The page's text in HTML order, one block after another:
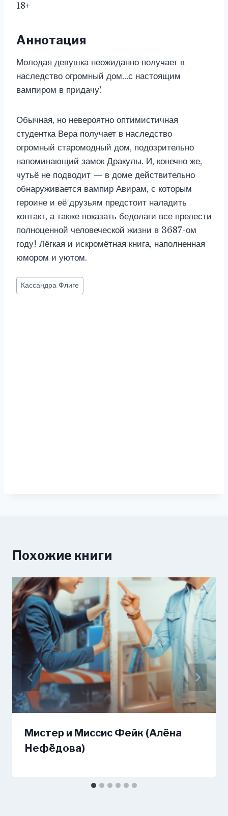
18+
Аннотация
Молодая девушка неожиданно получает в
наследство огромный дом…с настоящим
вампиром в придачу!
Обычная, но невероятно оптимистичная
студентка Вера получает в наследство
огромный старомодный дом, подозрительно
напоминающий замок Дракулы. И, конечно же,
чутьё не подводит — в доме действительно
обнаруживается вампир Авирам, с которым
героине и её друзьям предстоит наладить
контакт, а также показать бедолаги все прелести
полноценной человеческой жизни в 3687-ом
году! Лёгкая и искромётная книга, наполненная
юмором и уютом.
Метки
записи:
Кассандра Флиге
Похожие книги
Мистер и Миссис Фейк (Алёна
Нефёдова)